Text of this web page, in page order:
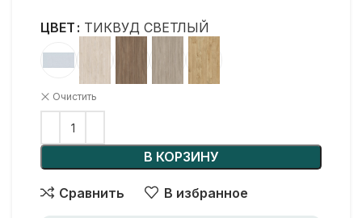
ЦВЕТ ТИКВУД СВЕТЛЫЙ
Очистить
В КОРЗИНУ
Сравнить В избранное